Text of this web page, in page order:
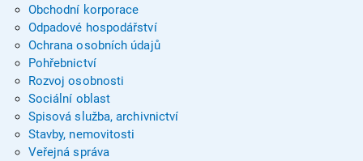
Obchodní korporace
Odpadové hospodářství
Ochrana osobních údajů
Pohřebnictví
Rozvoj osobnosti
Sociální oblast
Spisová služba, archivnictví
Stavby, nemovitosti
Veřejná správa